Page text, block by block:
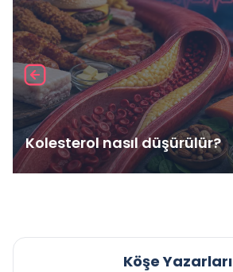
Kolesterol nasıl düşürülür?
Köşe Yazarları